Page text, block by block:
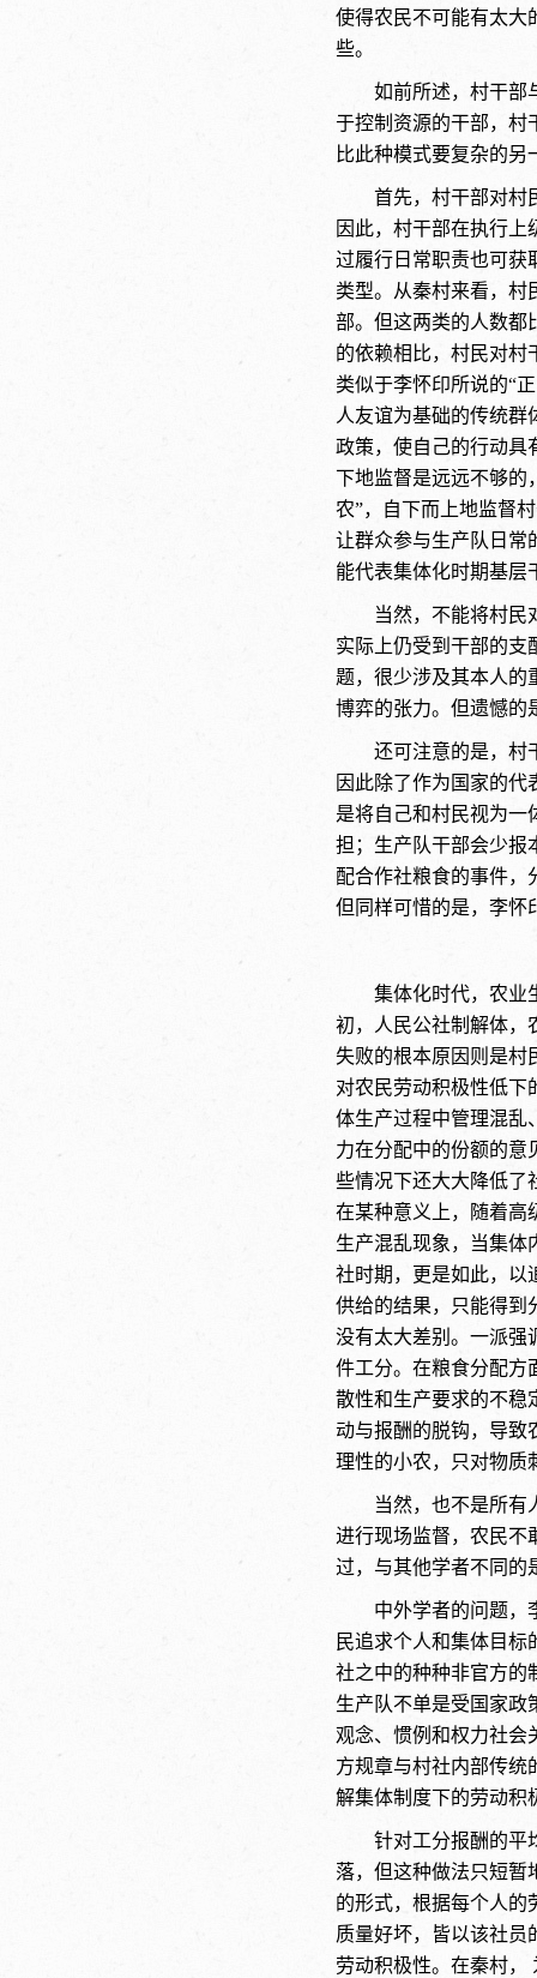
使得农民不可能有太大
些。
如前所述，村干部
于控制资源的干部，村
比此种模式要复杂的另
首先，村干部对村
因此，村干部在执行上
过履行日常职责也可获
类型。从秦村来看，村
部。但这两类的人数都
的依赖相比，村民对村
类似于李怀印所说的“
人友谊为基础的传统群
政策，使自己的行动具
下地监督是远远不够的
农”，自下而上地监督
让群众参与生产队日常
能代表集体化时期基层
当然，不能将村民
实际上仍受到干部的支
题，很少涉及其本人的
博弈的张力。但遗憾的
还可注意的是，村
因此除了作为国家的
是将自己和村民视为一
担；生产队干部会少报
配合作社粮食的事件，
但同样可惜的是，李怀
集体化时代，农业
初，人民公社制解体，
失败的根本原因则是村
对农民劳动积极性低下
体生产过程中管理混乱
力在分配中的份额的意
些情况下还大大降低了
在某种意义上，随着高
生产混乱现象，当集体
社时期，更是如此，以
供给的结果，只能得到
没有太大差别。一派强
件工分。在粮食分配方
散性和生产要求的不稳
动与报酬的脱钩，导致
理性的小农，只对物质
当然，也不是所有
进行现场监督，农民不
过，与其他学者不同的
中外学者的问题，
民追求个人和集体目
社之中的种种非官方的
生产队不单是受国家政
观念、惯例和权力社会
方规章与村社内部传统
解集体制度下的劳动积
针对工分报酬的平
落，但这种做法只短暂
的形式，根据每个人的
质量好坏，皆以该社员
劳动积极性。在秦村，